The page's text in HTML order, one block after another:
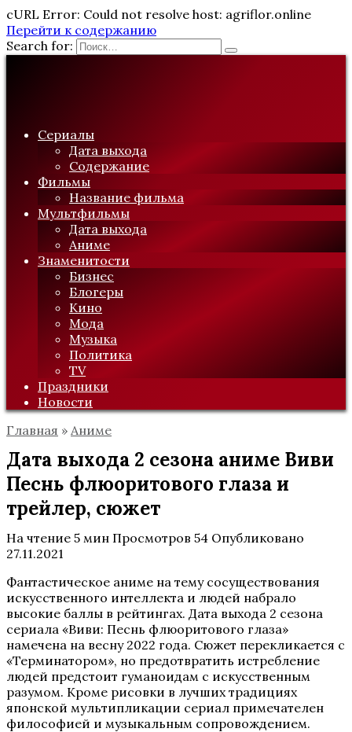
cURL Error: Could not resolve host: agriflor.online
Перейти к содержанию
Search for:
Сериалы
Дата выхода
Содержание
Фильмы
Название фильма
Мультфильмы
Дата выхода
Аниме
Знаменитости
Бизнес
Блогеры
Кино
Мода
Музыка
Политика
TV
Праздники
Новости
Главная » Аниме
Дата выхода 2 сезона аниме Виви
Песнь флюоритового глаза и
трейлер, сюжет
На чтение 5 мин Просмотров 54 Опубликовано
27.11.2021
Фантастическое аниме на тему сосуществования
искусственного интеллекта и людей набрало
высокие баллы в рейтингах. Дата выхода 2 сезона
сериала «Виви: Песнь флюоритового глаза»
намечена на весну 2022 года. Сюжет перекликается с
«Терминатором», но предотвратить истребление
людей предстоит гуманоидам с искусственным
разумом. Кроме рисовки в лучших традициях
японской мультипликации сериал примечателен
философией и музыкальным сопровождением.